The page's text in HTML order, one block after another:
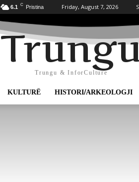
6.1 C Pristina Friday, August 7, 2026
Trungu & InforCulture
KULTURË HISTORI/ARKEOLOGJI